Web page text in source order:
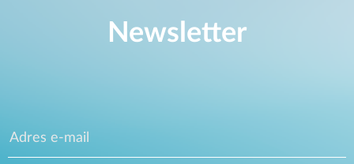
Newsletter